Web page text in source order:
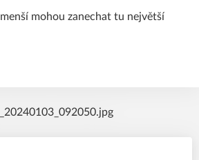
mohou zanechat tu největší